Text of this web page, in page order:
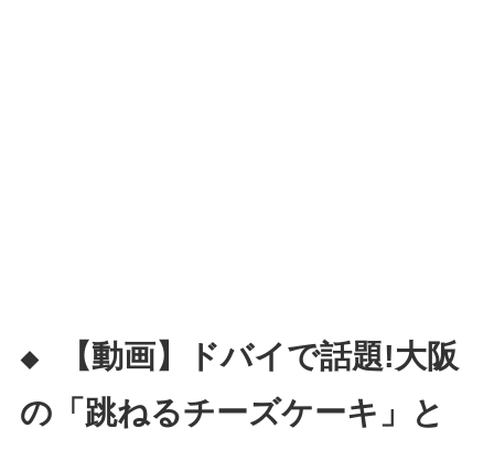
◆
【動画】ドバイで話題!大阪
の「跳ねるチーズケーキ」と